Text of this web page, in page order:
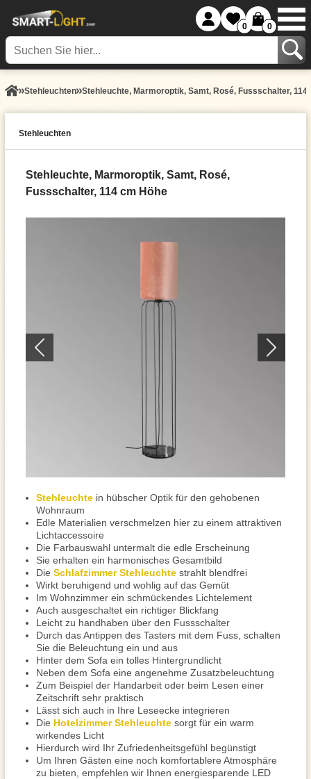
0 0
Stehleuchten Stehleuchte, Marmoroptik, Samt, Rosé, Fussschalter, 114
Stehleuchten
Stehleuchte, Marmoroptik, Samt, Rosé,
Fussschalter, 114 cm Höhe
Stehleuchte in hübscher Optik für den gehobenen
Wohnraum
Edle Materialien verschmelzen hier zu einem attraktiven
Lichtaccessoire
Die Farbauswahl untermalt die edle Erscheinung
Sie erhalten ein harmonisches Gesamtbild
Die Schlafzimmer Stehleuchte strahlt blendfrei
Wirkt beruhigend und wohlig auf das Gemüt
Im Wohnzimmer ein schmückendes Lichtelement
Auch ausgeschaltet ein richtiger Blickfang
Leicht zu handhaben über den Fussschalter
Durch das Antippen des Tasters mit dem Fuss, schalten
Sie die Beleuchtung ein und aus
Hinter dem Sofa ein tolles Hintergrundlicht
Neben dem Sofa eine angenehme Zusatzbeleuchtung
Zum Beispiel der Handarbeit oder beim Lesen einer
Zeitschrift sehr praktisch
Lässt sich auch in Ihre Leseecke integrieren
Die Hotelzimmer Stehleuchte sorgt für ein warm
wirkendes Licht
Hierdurch wird Ihr Zufriedenheitsgefühl begünstigt
Um Ihren Gästen eine noch komfortablere Atmosphäre
zu bieten, empfehlen wir Ihnen energiesparende LED